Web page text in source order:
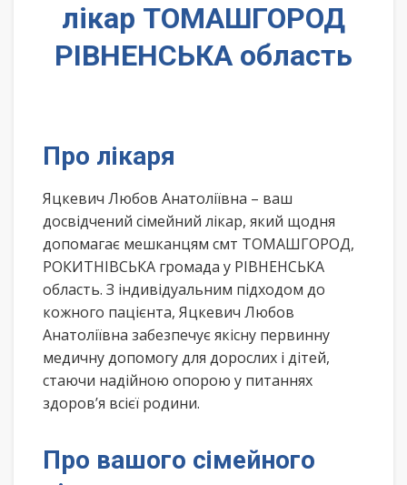
лікар ТОМАШГОРОД
РІВНЕНСЬКА область
Про лікаря
Яцкевич Любов Анатоліївна – ваш
досвідчений сімейний лікар, який щодня
допомагає мешканцям смт ТОМАШГОРОД,
РОКИТНІВСЬКА громада у РІВНЕНСЬКА
область. З індивідуальним підходом до
кожного пацієнта, Яцкевич Любов
Анатоліївна забезпечує якісну первинну
медичну допомогу для дорослих і дітей,
стаючи надійною опорою у питаннях
здоров’я всієї родини.
Про вашого сімейного